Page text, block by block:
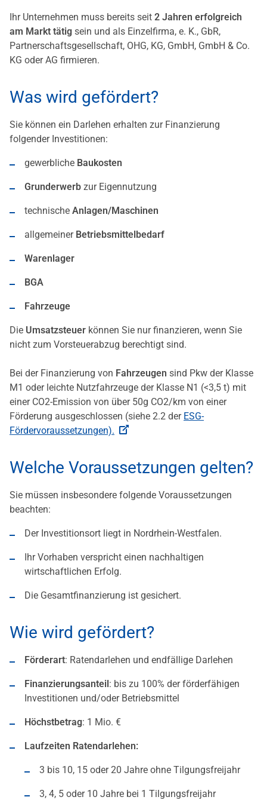
Ihr Unternehmen muss bereits seit 2 Jahren erfolgreich
am Markt tätig sein und als Einzelfirma, e. K., GbR,
Partnerschaftsgesellschaft, OHG, KG, GmbH, GmbH & Co.
KG oder AG firmieren.
Was wird gefördert?
Sie können ein Darlehen erhalten zur Finanzierung
folgender Investitionen:
gewerbliche Baukosten
Grunderwerb zur Eigennutzung
technische Anlagen/Maschinen
allgemeiner Betriebsmittelbedarf
Warenlager
BGA
Fahrzeuge
Die Umsatzsteuer können Sie nur finanzieren, wenn Sie
nicht zum Vorsteuerabzug berechtigt sind.
Bei der Finanzierung von Fahrzeugen sind Pkw der Klasse
M1 oder leichte Nutzfahrzeuge der Klasse N1 (<3,5 t) mit
einer CO2-Emission von über 50g CO2/km von einer
Förderung ausgeschlossen (siehe 2.2 der ESG-
Fördervoraussetzungen).
Welche Voraussetzungen gelten?
Sie müssen insbesondere folgende Voraussetzungen
beachten:
Der Investitionsort liegt in Nordrhein-Westfalen.
Ihr Vorhaben verspricht einen nachhaltigen
wirtschaftlichen Erfolg.
Die Gesamtfinanzierung ist gesichert.
Wie wird gefördert?
Förderart: Ratendarlehen und endfällige Darlehen
Finanzierungsanteil : bis zu 100% der förderfähigen
Investitionen und/oder Betriebsmittel
Höchstbetrag: 1 Mio. €
Laufzeiten Ratendarlehen:
3 bis 10, 15 oder 20 Jahre ohne Tilgungsfreijahr
3, 4, 5 oder 10 Jahre bei 1 Tilgungsfreijahr